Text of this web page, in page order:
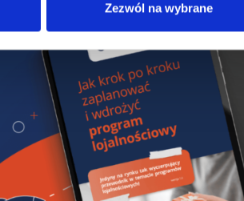
Zezwól na wybrane